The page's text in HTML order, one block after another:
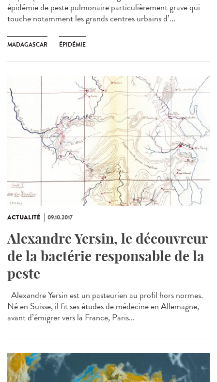
épidémie de peste pulmonaire particulièrement grave qui
touche notamment les grands centres urbains d’...
MADAGASCAR ÉPIDÉMIE
ACTUALITÉ 09.10.2017
Alexandre Yersin, le découvreur
de la bactérie responsable de la
peste
Alexandre Yersin est un pasteurien au profil hors normes.
Né en Suisse, il fit ses études de médecine en Allemagne,
avant d’émigrer vers la France, Paris...